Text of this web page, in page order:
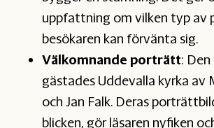
uppfattning om vilken typ av
besökaren kan förvänta sig.
Välkomnande porträtt:
gästades Uddevalla kyrka av
och Jan Falk. Deras
blicken, gör läsaren nyfiken